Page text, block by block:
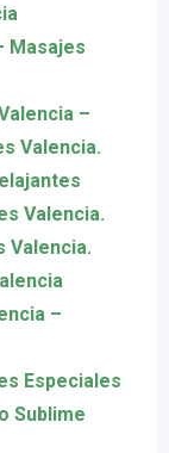
Masajes
–
Valencia.
Valencia.
Valencia.
–
Especiales
Sublime